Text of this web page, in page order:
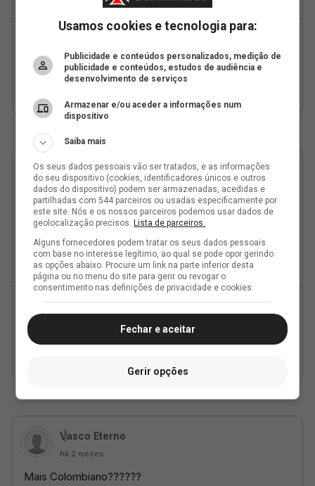
Usamos cookies e tecnologia para:
Publicidade e conteúdos personalizados, medição de
publicidade e conteúdos, estudos de audiência e
desenvolvimento de serviços
Armazenar e/ou aceder a informações num
dispositivo
Saiba mais
Os seus dados pessoais vão ser tratados, e as informações
do seu dispositivo (cookies, identificadores únicos e outros
dados do dispositivo) podem ser armazenadas, acedidas e
partilhadas com 544 parceiros ou usadas especificamente por
este site. Nós e os nossos parceiros podemos usar dados de
geolocalização precisos.Lista de parceiros.
Alguns fornecedores podem tratar os seus dados pessoais
com base no interesse legítimo, ao qual se pode opor gerindo
as opções abaixo. Procure um link na parte inferior desta
página ou no menu do site para gerir ou revogar o
consentimento nas definições de privacidade e cookies.
Fechar e aceitar
Gerir opções